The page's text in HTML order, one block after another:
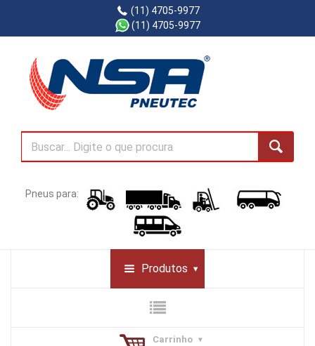
(11) 4705-9977
(11) 4705-9977
Pneus para:
Produtos
Carrinho